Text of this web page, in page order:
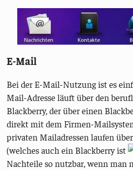
E-Mail
Bei der E-Mail-Nutzung ist es
Mail-Adresse läuft über den
Blackberry, der über einen
direkt mit dem Firmen-
privaten Mailadressen laufen
(welches auch ein Blackberry ist
Nachteile so nutzbar, wenn man